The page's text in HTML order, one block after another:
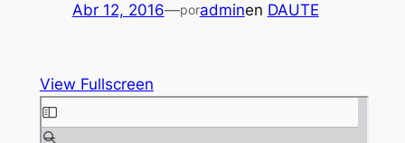
Abr 12, 2016—poradminen DAUTE
View Fullscreen
Saltar
al